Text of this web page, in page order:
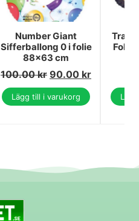
Number Giant
Sifferballong 0 i folie
88x63 cm
100.00kr 90.00 kr
Lägg till i varukorg